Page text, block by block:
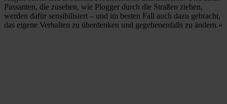
Passanten, die zusehen, wie Plogger durch die Straßen ziehen,
werden dafür sensibilisiert – und im besten Fall auch dazu gebracht,
das eigene Verhalten zu überdenken und gegebenenfalls zu ändern.«